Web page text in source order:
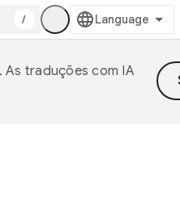
/
traduções com IA